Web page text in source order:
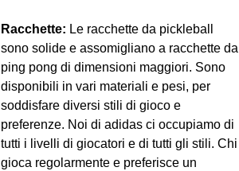
Racchette: Le racchette da pickleball
sono solide e assomigliano a racchette da
ping pong di dimensioni maggiori. Sono
disponibili in vari materiali e pesi, per
soddisfare diversi stili di gioco e
preferenze. Noi di adidas ci occupiamo di
tutti i livelli di giocatori e di tutti gli stili. Chi
gioca regolarmente e preferisce un